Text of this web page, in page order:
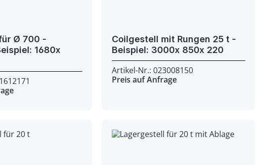
Ø 700 -
Coilgestell mit Rungen 25 t -
Beispiel: 3000x 850x 220
Artikel-Nr.: 023008150
Preis auf Anfrage